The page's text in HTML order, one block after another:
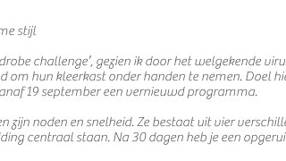
stijl
challenge’, gezien ik door het welgekende
om hun kleerkast onder handen te nemen. Doel
19 september een vernieuwd programma.
zijn noden en snelheid. Ze bestaat uit vier
centraal staan. Na 30 dagen heb je een